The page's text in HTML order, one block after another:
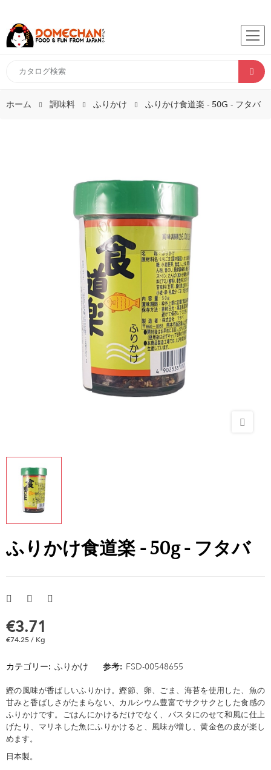
ホーム 調味料 ふりかけ ふりかけ食道楽 - 50G - フタバ
ふりかけ食道楽 - 50g - フタバ
€3.71
€74.25 / Kg
カテゴリー: ふりかけ 参考: FSD-00548655
鰹の風味が香ばしいふりかけ。鰹節、卵、ごま、海苔を使用した、魚の
甘みと香ばしさがたまらない、カルシウム豊富でサクサクとした食感の
ふりかけです。ごはんにかけるだけでなく、パスタにのせて和風に仕上
げたり、マリネした魚にふりかけると、風味が増し、黄金色の皮が楽し
めます。
日本製。